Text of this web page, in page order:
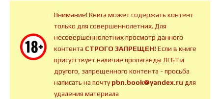
Внимание! Книга может содержать контент
только для совершеннолетних. Для
несовершеннолетних просмотр данного
контента СТРОГО ЗАПРЕЩЕН!Если в книге
присутствует наличие пропаганды ЛГБТ и
другого, запрещенного контента - просьба
написать на почтуpbn.book@yandex.ru для
удаления материала